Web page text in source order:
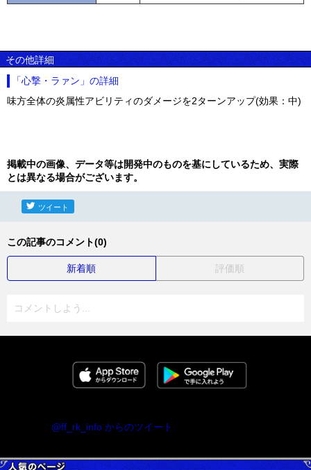
その他詳細
「心撃・ラァン」の詳細
味方全体の炎属性アビリティのダメージを2ターンアップ(効果：中)
掲載中の画像、データ等は開発中のものを基にしているため、実際
とは異なる場合がございます。
ツイート
この記事のコメント(0)
新着順 評価順
コメントしよう...
@ff_rk_info からのツイート